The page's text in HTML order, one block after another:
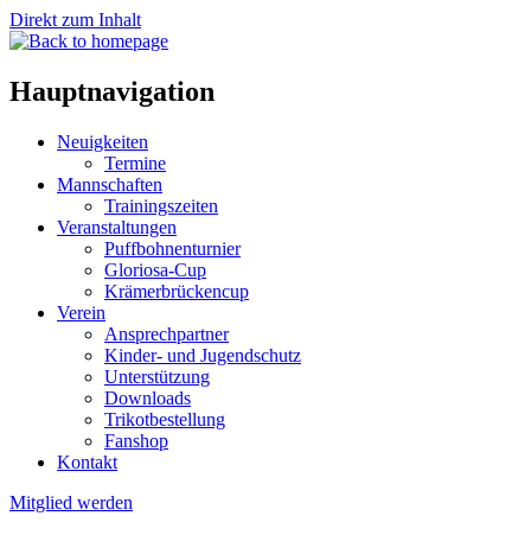
Direkt zum Inhalt
Hauptnavigation
Neuigkeiten
Termine
Mannschaften
Trainingszeiten
Veranstaltungen
Puffbohnenturnier
Gloriosa-Cup
Krämerbrückencup
Verein
Ansprechpartner
Kinder- und Jugendschutz
Unterstützung
Downloads
Trikotbestellung
Fanshop
Kontakt
Mitglied werden